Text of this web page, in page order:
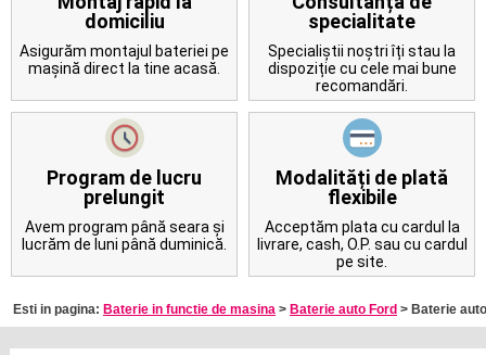
Contact
domiciliu
Asigurăm montajul bateriei pe
mașină direct la tine acasă.
specialitate
Specialiștii noștri îți stau la
dispoziție cu cele mai bune
recomandări.
Program de lucru
prelungit
Avem program până seara și
lucrăm de luni până duminică.
Modalități de plată
flexibile
Acceptăm plata cu cardul la
livrare, cash, O.P. sau cu cardul
pe site.
Esti in pagina: Baterie in functie de masina > Baterie auto Ford > Baterie